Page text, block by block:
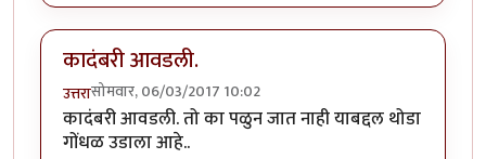
कादंबरी आवडली.
उत्तरासोमवार, 06/03/2017 10:02
कादंबरी आवडली. तो का पळुन जात नाही याबद्दल थोडा
गोंधळ उडाला आहे..